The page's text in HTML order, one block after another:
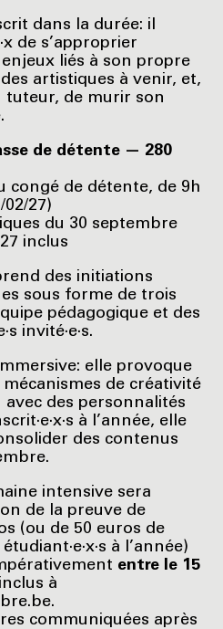
dans la durée: il
de s’approprier
liés à son propre
artistiques à venir, et,
tuteur, de murir son
de détente — 280
congé de détente, de 9h
02/27)
du 30 septembre
inclus
des initiations
sous forme de trois
pédagogique et des
invité·e·s.
elle provoque
de créativité
des personnalités
à l’année, elle
des contenus
intensive sera
de la preuve de
(ou de 50 euros de
à l’année)
entre le 15
inclus à
communiquées après